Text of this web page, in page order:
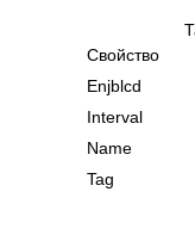
Свойство
Enjblcd
Interval
Name
Tag